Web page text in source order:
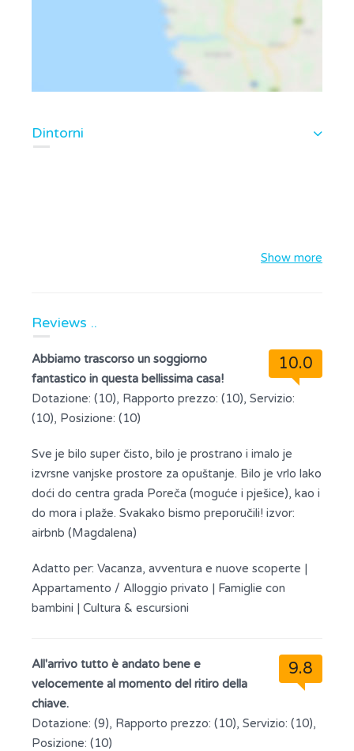
Dintorni
Show more
Reviews ..
10.0
Abbiamo trascorso un soggiorno
fantastico in questa bellissima casa!
Dotazione: (10), Rapporto prezzo: (10), Servizio:
(10), Posizione: (10)
Sve je bilo super čisto, bilo je prostrano i imalo je
izvrsne vanjske prostore za opuštanje. Bilo je vrlo lako
doći do centra grada Poreča (moguće i pješice), kao i
do mora i plaže. Svakako bismo preporučili! izvor:
airbnb (Magdalena)
Adatto per: Vacanza, avventura e nuove scoperte |
Appartamento / Alloggio privato | Famiglie con
bambini | Cultura & escursioni
9.8
All'arrivo tutto è andato bene e
velocemente al momento del ritiro della
chiave.
Dotazione: (9), Rapporto prezzo: (10), Servizio: (10),
Posizione: (10)